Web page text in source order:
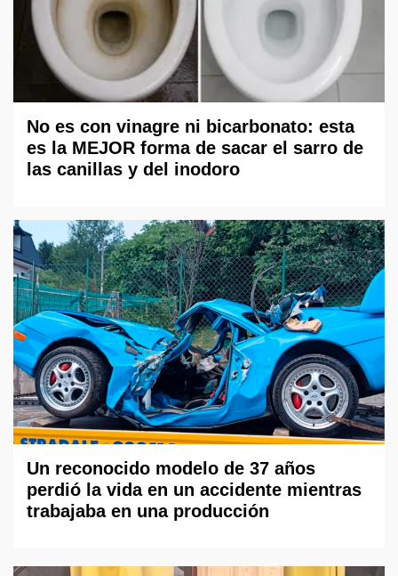
No es con vinagre ni bicarbonato: esta
es la MEJOR forma de sacar el sarro de
las canillas y del inodoro
Un reconocido modelo de 37 años
perdió la vida en un accidente mientras
trabajaba en una producción